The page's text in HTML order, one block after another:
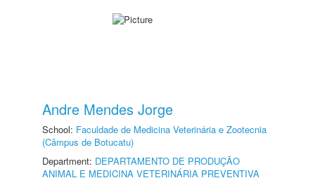
Andre Mendes Jorge
School: Faculdade de Medicina Veterinária e Zootecnia
(Câmpus de Botucatu)
Department: DEPARTAMENTO DE PRODUÇÃO
ANIMAL E MEDICINA VETERINÁRIA PREVENTIVA